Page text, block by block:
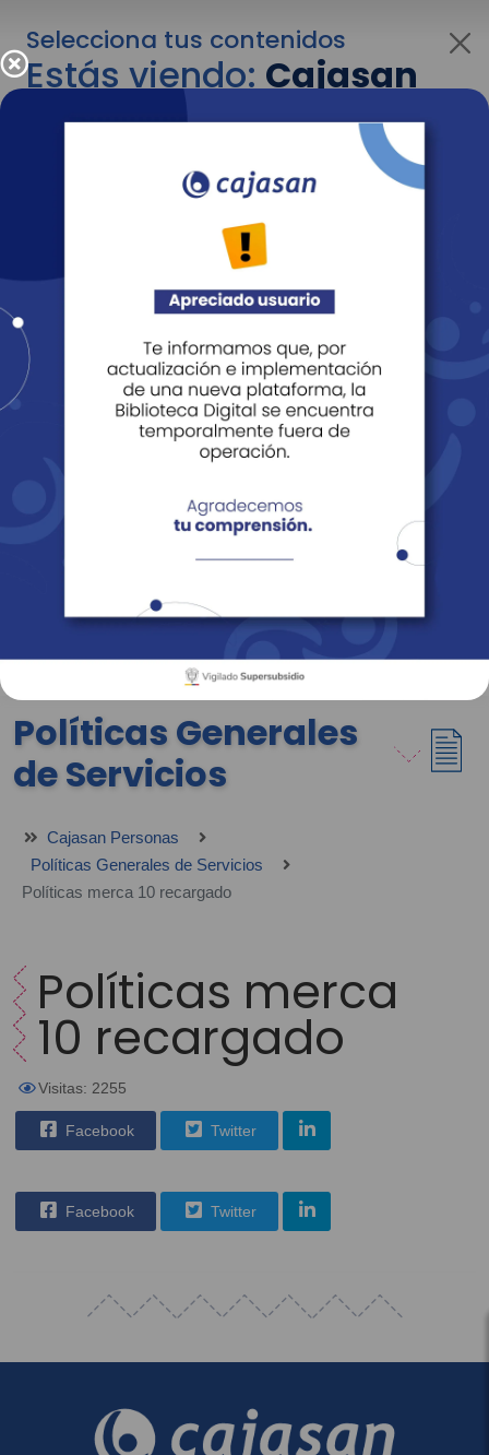
Selecciona tus contenidos
Estás viendo:Cajasan
para personas
Para cambiar al contenido de tu interés más
adelante recuerda utilizar el menú
Entendido
Revista Fácil Vivir
Sedes Directorio Servicios En Línea
Políticas Generales
de Servicios
Cajasan Personas
Políticas Generales de Servicios
Políticas merca 10 recargado
Políticas merca
10 recargado
Visitas: 2255
Facebook Twitter
Facebook Twitter